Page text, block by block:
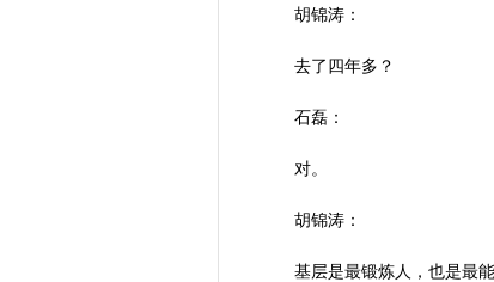
胡锦涛：
去了四年多？
石磊：
对。
胡锦涛：
基层是最锻炼人，也是最